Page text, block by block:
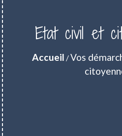
Etat civil et
Accueil /Vos